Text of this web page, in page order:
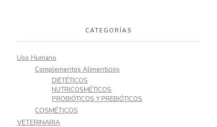
CATEGORÍAS
Uso Humano
Complementos Alimenticios
DIETÉTICOS
NUTRICOSMÉTICOS
PROBIÓTICOS Y PREBIÓTICOS
COSMÉTICOS
VETERINARIA